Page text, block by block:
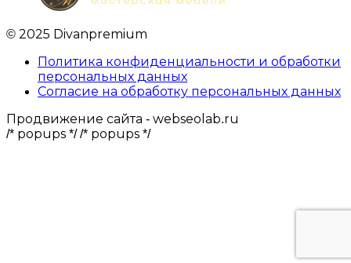
© 2025 Divanpremium
Политика конфиденциальности и обработки
персональных данных
Согласие на обработку персональных данных
Продвижение сайта - webseolab.ru
/* popups *//* popups */